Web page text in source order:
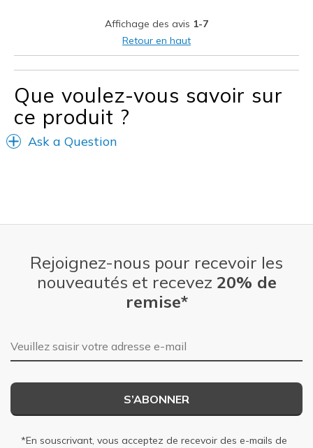
Travel
Width
Feels true to width
Sizing
View On Shoes
Affichage des avis 1-7
Retour en haut
Que voulez-vous savoir sur
ce produit ?
Ask a Question
Rejoignez-nous pour recevoir les
nouveautés et recevez 20% de
remise*
Adresse e-mail
S’ABONNER
*En souscrivant, vous acceptez de recevoir des e-mails de